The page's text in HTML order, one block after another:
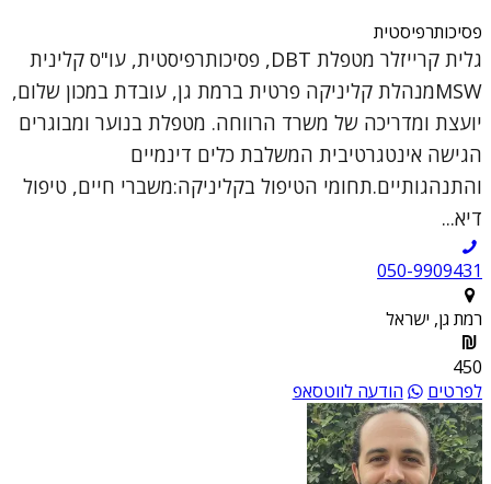
פסיכותרפיסטית
גלית קרייזלר מטפלת DBT, פסיכותרפיסטית, עו"ס קלינית
MSWמנהלת קליניקה פרטית ברמת גן, עובדת במכון שלום,
יועצת ומדריכה של משרד הרווחה. מטפלת בנוער ומבוגרים
הגישה אינטגרטיבית המשלבת כלים דינמיים
והתנהגותיים.תחומי הטיפול בקליניקה:משברי חיים, טיפול
דיא...
050-9909431
רמת גן, ישראל
450
לפרטים
הודעה לווטסאפ